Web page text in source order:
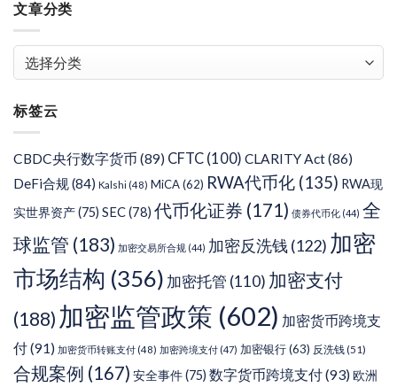
文章分类
类
标签云
CBDC央行数字货币 (89) CFTC (100) CLARITY Act(86)
DeFi合规(84) Kalshi (48) MiCA(62) RWA代币化 (135) RWA现
实世界资产(75) SEC(78) 代币化证券 (171) 债券代币化 (44) 全
球监管 (183) 加密交易所合规 (44) 加密反洗钱 (122) 加密
市场结构 (356) 加密托管 (110) 加密支付
(188) 加密监管政策 (602) 加密货币跨境支
付(91) 加密货币转账支付 (48) 加密跨境支付 (47) 加密银行(63) 反洗钱(51)
合规案例 (167) 安全事件(75) 数字货币跨境支付(93)欧洲